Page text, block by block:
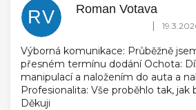
RV Roman Votava
Hodnocení obchodu je 5
|
Výborná komunikace: Průběžně
přesném termínu dodání Ochota:
manipulací a naložením do auta a
Profesionalita: Vše proběhlo tak, jak
Děkuji